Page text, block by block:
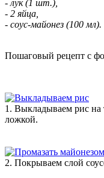
- лук (1 шт.),
- 2 яйца,
- соус-майонез (100 мл).
Пошаговый рецепт с
1. Выкладываем рис на
ложкой.
2. Покрываем слой